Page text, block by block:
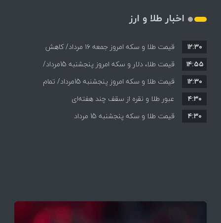
اخبار طلا و ارز
قیمت طلا و سکه امروز جمعه ۱۶ مرداد/ کاهش
قیمت ها+ جدول و جزییات
۱۲:۳۰
قیمت طلا، دلار و سکه امروز پنجشنبه 15مرداد/
افزایش قیمت ها + جدول
۱۴:۵۵
قیمت طلا و سکه امروز پنجشنبه 15مرداد/ تمام
قیمت ها بر مدار افزایش + جدول
۱۲:۳۰
عبور طلا و نقره از سقف چند هفته‌ای
۴:۳۰
قیمت طلا و سکه پنجشنبه 15 مرداد
۴:۳۰